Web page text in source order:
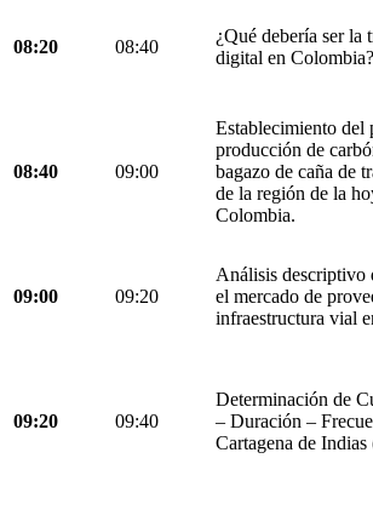
08:20 08:40
¿Qué debería ser la
digital en Colombia?
08:40 09:00
Establecimiento del
producción de
bagazo de caña de
de la región de la
Colombia.
09:00 09:20
Análisis descriptivo
el mercado de
infraestructura vial
09:20 09:40
Determinación de
– Duración –
Cartagena de